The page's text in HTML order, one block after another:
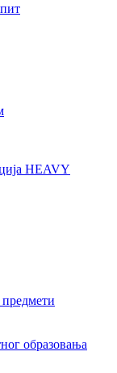
HEAVY
образовања